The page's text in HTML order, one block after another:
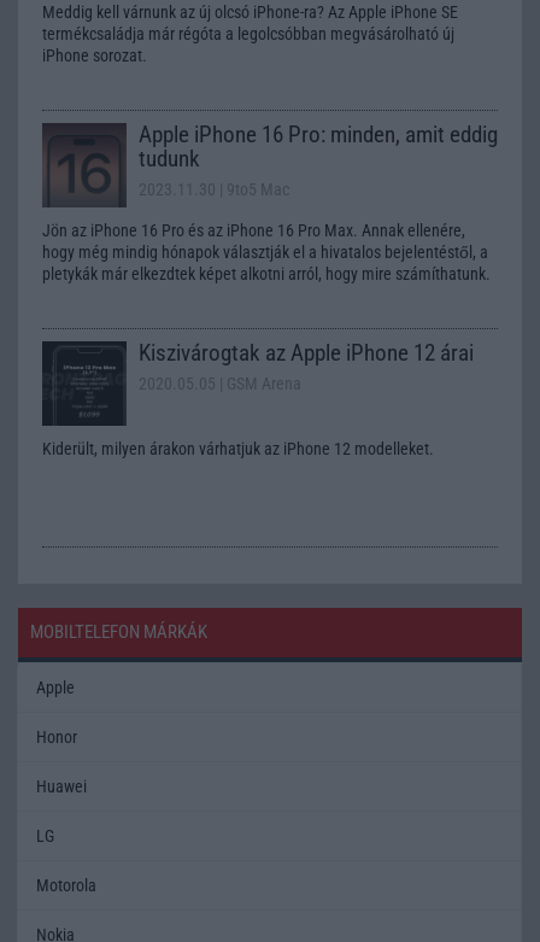
Meddig kell várnunk az új olcsó iPhone-ra? Az Apple iPhone SE
termékcsaládja már régóta a legolcsóbban megvásárolható új
iPhone sorozat.
Apple iPhone 16 Pro: minden, amit eddig
tudunk
2023.11.30 | 9to5 Mac
Jön az iPhone 16 Pro és az iPhone 16 Pro Max. Annak ellenére,
hogy még mindig hónapok választják el a hivatalos bejelentéstől, a
pletykák már elkezdtek képet alkotni arról, hogy mire számíthatunk.
Kiszivárogtak az Apple iPhone 12 árai
2020.05.05 | GSM Arena
Kiderült, milyen árakon várhatjuk az iPhone 12 modelleket.
MOBILTELEFON MÁRKÁK
Apple
Honor
Huawei
LG
Motorola
Nokia